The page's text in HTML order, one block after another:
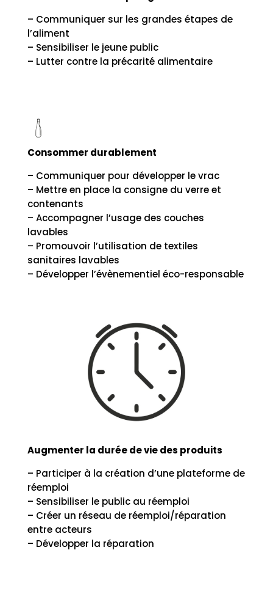
– Communiquer sur les grandes étapes de
l’aliment
– Sensibiliser le jeune public
– Lutter contre la précarité alimentaire
Consommer durablement
– Communiquer pour développer le vrac
– Mettre en place la consigne du verre et
contenants
– Accompagner l’usage des couches
lavables
– Promouvoir l’utilisation de textiles
sanitaires lavables
– Développer l’évènementiel éco-responsable
Augmenter la durée de vie des produits
– Participer à la création d’une plateforme de
réemploi
– Sensibiliser le public au réemploi
– Créer un réseau de réemploi/réparation
entre acteurs
– Développer la réparation